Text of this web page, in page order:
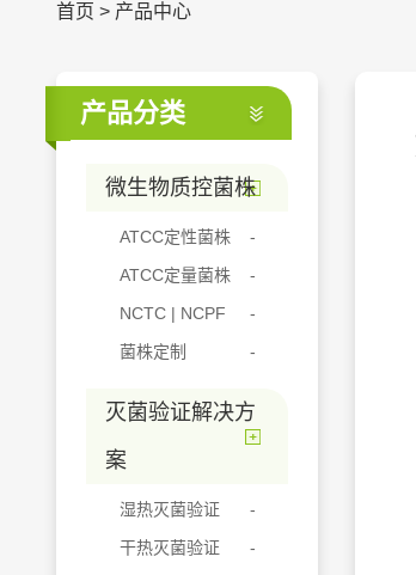
首页 > 产品中心
产品分类
微生物质控菌株
ATCC定性菌株
ATCC定量菌株
NCTC | NCPF
菌株定制
灭菌验证解决方
案
湿热灭菌验证
干热灭菌验证